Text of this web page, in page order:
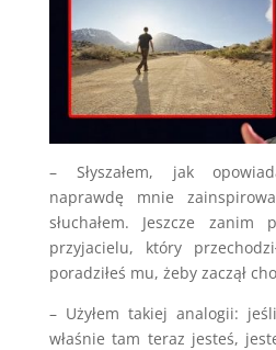
– Słyszałem, jak
naprawdę mnie
słuchałem. Jeszcze zanim
przyjacielu, który
poradziłeś mu, żeby zaczął
– Użyłem takiej analogii:
właśnie tam teraz jesteś,